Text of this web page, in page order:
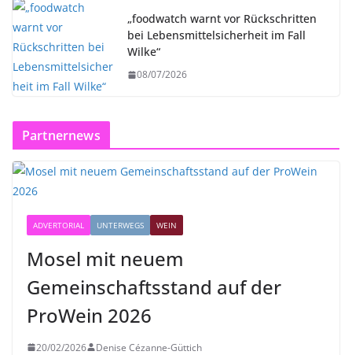
„foodwatch warnt vor Rückschritten
bei Lebensmittelsicherheit im Fall
Wilke“
08/07/2026
Partnernews
ADVERTORIAL UNTERWEGS WEIN
Mosel mit neuem
Gemeinschaftsstand auf der
ProWein 2026
20/02/2026 Denise Cézanne-Güttich